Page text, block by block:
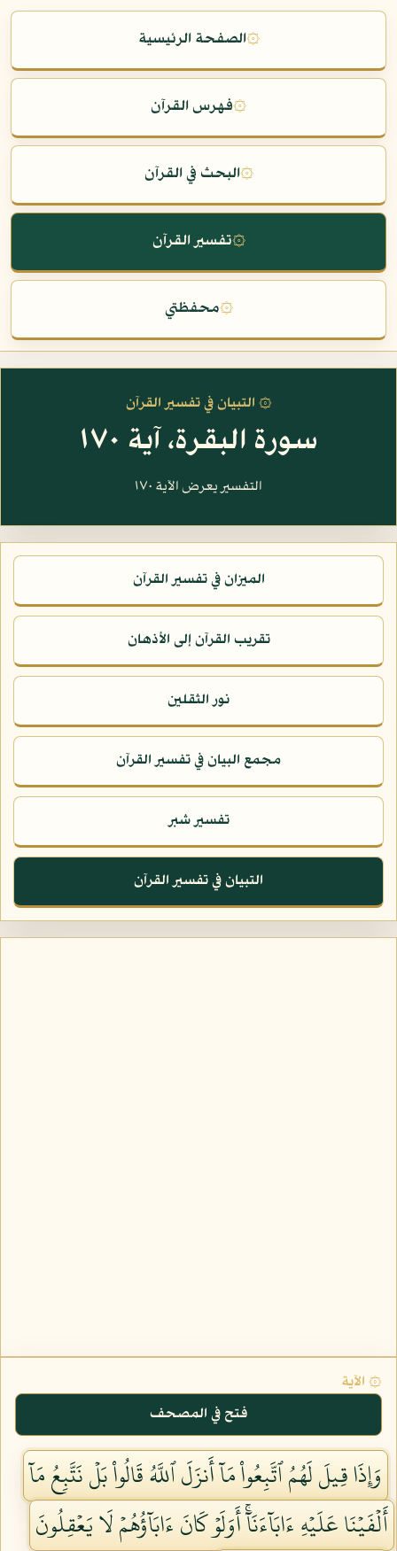
۞الصفحة الرئيسية
۞فهرس القرآن
۞البحث في القرآن
۞تفسير القرآن
۞محفظتي
۞ التبيان في تفسير القرآن
سورة البقرة، آية ١٧٠
التفسير يعرض الآية ١٧٠
الميزان في تفسير القرآن
تقريب القرآن إلى الأذهان
نور الثقلين
مجمع البيان في تفسير القرآن
تفسير شبر
التبيان في تفسير القرآن
۞ الآية
فتح في المصحف
وَإِذَا قِيلَ لَهُمُ ٱتَّبِعُواْ مَآ أَنزَلَ ٱللَّهُ قَالُواْ بَلۡ نَتَّبِعُ مَآ
أَلۡفَيۡنَا عَلَيۡهِ ءَابَآءَنَآۚ أَوَلَوۡ كَانَ ءَابَآؤُهُمۡ لَا يَعۡقِلُونَ